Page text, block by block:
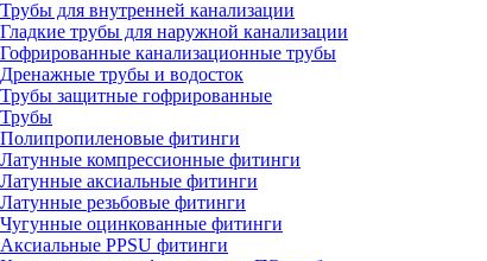
Трубы для внутренней канализации
Гладкие трубы для наружной канализации
Гофрированные канализационные трубы
Дренажные трубы и водосток
Трубы защитные гофрированные
Трубы
Полипропиленовые фитинги
Латунные компрессионные фитинги
Латунные аксиальные фитинги
Латунные резьбовые фитинги
Чугунные оцинкованные фитинги
Аксиальные PPSU фитинги